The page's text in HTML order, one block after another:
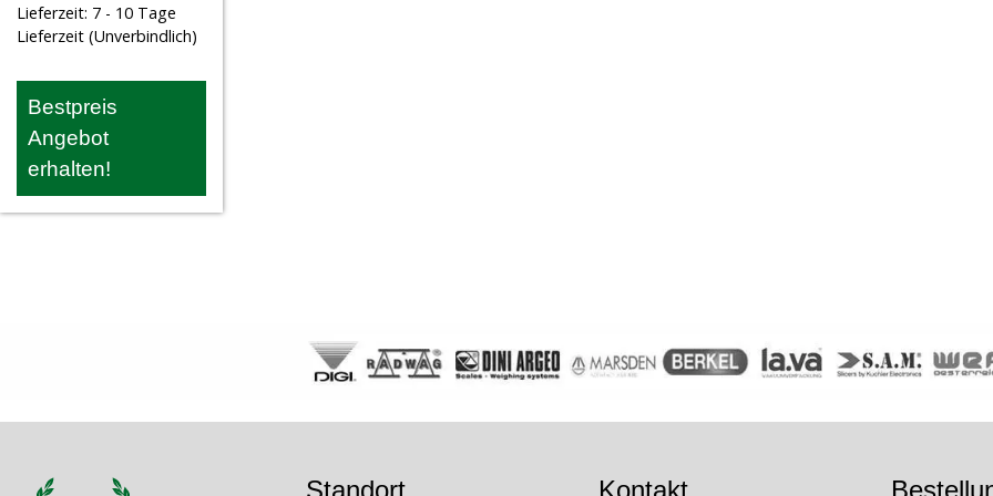
Lieferzeit: 7 - 10 Tage
Lieferzeit (Unverbindlich)
Bestpreis
Angebot
erhalten!
Standort Kontakt